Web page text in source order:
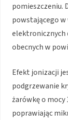
pomieszczeniu.
powstającego w
elektronicznych
obecnych w
Efekt jonizacji
podgrzewanie
żarówkę o mocy
poprawiając